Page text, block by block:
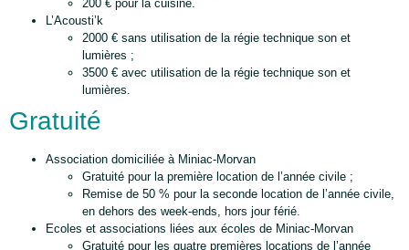
200 € pour la cuisine.
L’Acousti’k
2000 € sans utilisation de la régie technique son et
lumières ;
3500 € avec utilisation de la régie technique son et
lumières.
Gratuité
Association domiciliée à Miniac-Morvan
Gratuité pour la première location de l’année civile ;
Remise de 50 % pour la seconde location de l’année civile,
en dehors des week-ends, hors jour férié.
Ecoles et associations liées aux écoles de Miniac-Morvan
Gratuité pour les quatre premières locations de l’année